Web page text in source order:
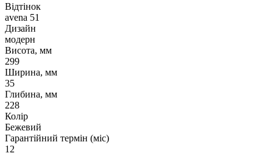
Відтінок
avena 51
Дизайн
модерн
Висота, мм
299
Ширина, мм
35
Глибина, мм
228
Колір
Бежевий
Гарантійний термін (міс)
12